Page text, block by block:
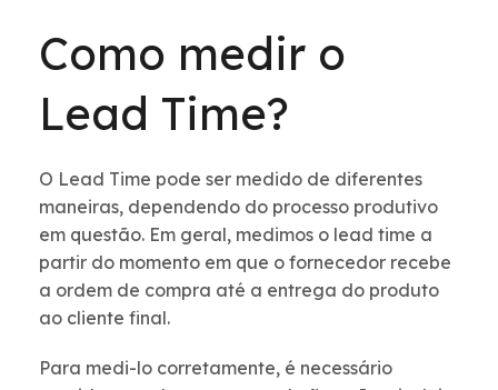
Como medir o
Lead Time?
O Lead Time pode ser medido de diferentes
maneiras, dependendo do processo produtivo
em questão. Em geral, medimos o lead time a
partir do momento em que o fornecedor recebe
a ordem de compra até a entrega do produto
ao cliente final.
Para medi-lo corretamente, é necessário